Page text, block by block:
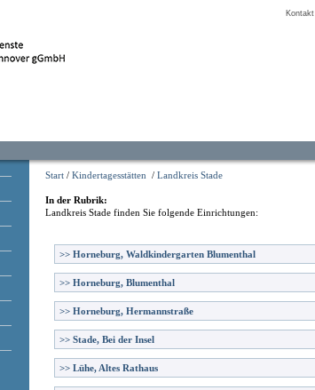
Kontakt
Start / Kindertagesstätten / Landkreis Stade
In der Rubrik:
Landkreis Stade finden Sie folgende Einrichtungen:
>> Horneburg, Waldkindergarten Blumenthal
>> Horneburg, Blumenthal
>> Horneburg, Hermannstraße
>> Stade, Bei der Insel
>> Lühe, Altes Rathaus